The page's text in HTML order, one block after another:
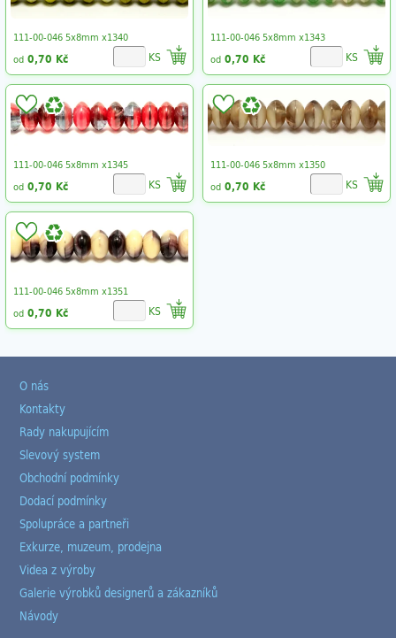
111-00-046 5x8mm x1340
od 0,70 Kč KS
111-00-046 5x8mm x1343
od 0,70 Kč KS
111-00-046 5x8mm x1345
od 0,70 Kč KS
111-00-046 5x8mm x1350
od 0,70 Kč KS
111-00-046 5x8mm x1351
od 0,70 Kč KS
O nás
Kontakty
Rady nakupujícím
Slevový system
Obchodní podmínky
Dodací podmínky
Spolupráce a partneři
Exkurze, muzeum, prodejna
Videa z výroby
Galerie výrobků designerů a zákazníků
Návody